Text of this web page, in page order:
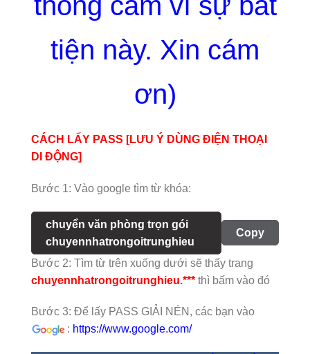
tiện này. Xin cám
ơn)
CÁCH LẤY PASS [LƯU Ý DÙNG ĐIỆN THOẠI
DI ĐỘNG]
Bước 1: Vào google tìm từ khóa:
chuyển văn phòng trọn gói
chuyennhatrongoitrunghieu
Copy
Bước 2: Tìm từ trên xuống dưới sẽ thấy trang
chuyennhatrongoitrunghieu.*** thì bấm vào đó
Bước 3: Để lấy PASS GIẢI NÉN, các bạn vào
: https://www.google.com/